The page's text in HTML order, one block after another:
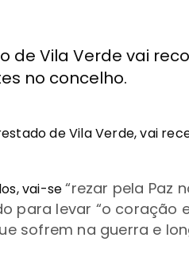
de Vila Verde vai
no concelho.
de Vila Verde, vai
vai-se“rezar pela Paz
para levar “o coração
sofrem na guerra e